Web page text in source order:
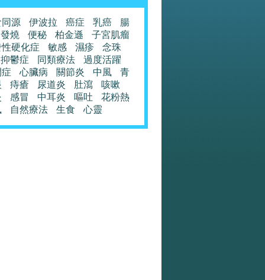
源 伊波拉 癌症 乳癌
腸
發燒
便秘 柏金遜
子宮肌瘤
硬化症
敏感 濕疹
念珠
抑鬱症
同類療法
過度活躍
心臟病 關節炎 中風
青
痔瘡 尿道炎 肚瀉
咳嗽
感冒 中耳炎 嘔吐
花粉熱
自然療法 生食 心靈